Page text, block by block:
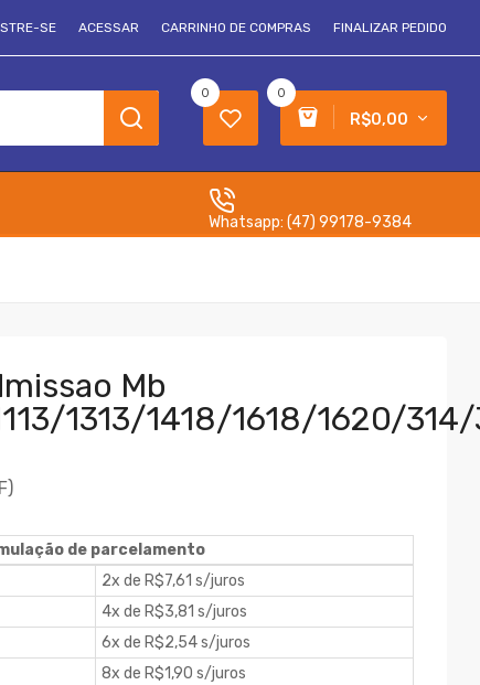
SE ACESSAR CARRINHO DE COMPRAS FINALIZAR PEDIDO
0
R$0,00
0
Whatsapp: (47) 99178-9384
Mb
1313/1418/1618/1620/
de parcelamento
2x de R$7,61 s/juros
4x de R$3,81 s/juros
6x de R$2,54 s/juros
8x de R$1,90 s/juros